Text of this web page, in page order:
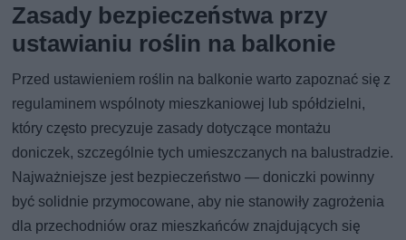
Zasady bezpieczeństwa przy
ustawianiu roślin na balkonie
Przed ustawieniem roślin na balkonie warto zapoznać się z
regulaminem wspólnoty mieszkaniowej lub spółdzielni,
który często precyzuje zasady dotyczące montażu
doniczek, szczególnie tych umieszczanych na balustradzie.
Najważniejsze jest bezpieczeństwo — doniczki powinny
być solidnie przymocowane, aby nie stanowiły zagrożenia
dla przechodniów oraz mieszkańców znajdujących się